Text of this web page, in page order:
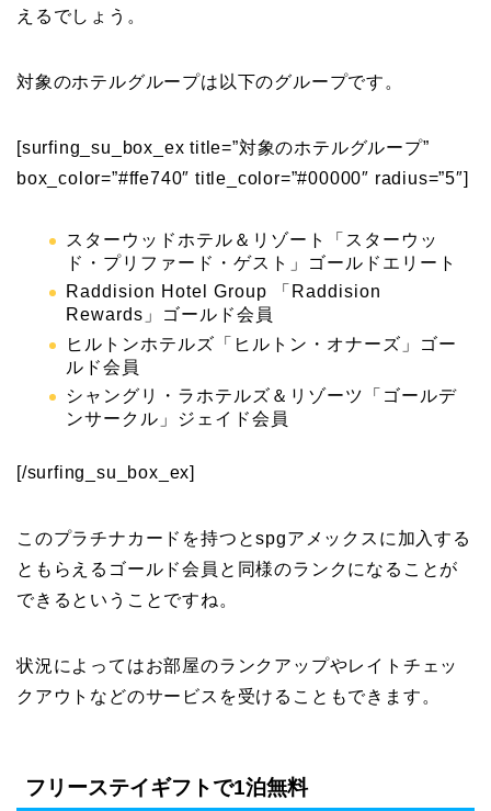
えるでしょう。
対象のホテルグループは以下のグループです。
[surfing_su_box_ex title=”対象のホテルグループ”
box_color=”#ffe740″ title_color=”#00000″ radius=”5″]
スターウッドホテル＆リゾート「スターウッ
ド・プリファード・ゲスト」ゴールドエリート
Raddision Hotel Group 「Raddision
Rewards」ゴールド会員
ヒルトンホテルズ「ヒルトン・オナーズ」ゴー
ルド会員
シャングリ・ラホテルズ＆リゾーツ「ゴールデ
ンサークル」ジェイド会員
[/surfing_su_box_ex]
このプラチナカードを持つとspgアメックスに加入する
ともらえるゴールド会員と同様のランクになることが
できるということですね。
状況によってはお部屋のランクアップやレイトチェッ
クアウトなどのサービスを受けることもできます。
フリーステイギフトで1泊無料